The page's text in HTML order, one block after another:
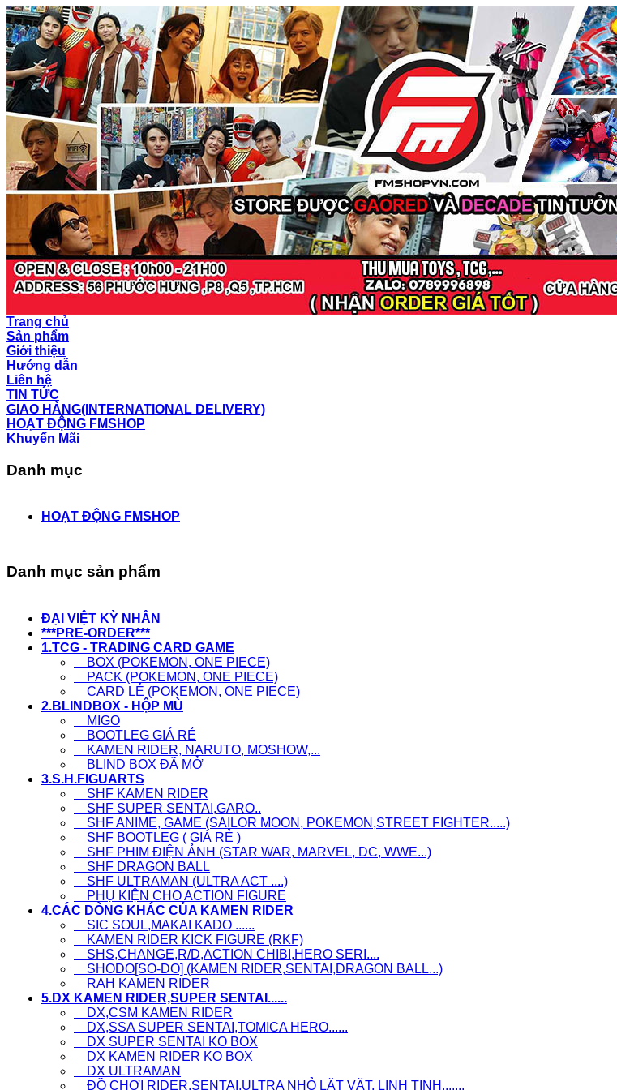
Trang chủ
Sản phẩm
Giới thiệu
Hướng dẫn
Liên hệ
TIN TỨC
GIAO HÀNG(INTERNATIONAL DELIVERY)
HOẠT ĐỘNG FMSHOP
Khuyến Mãi
Danh mục
HOẠT ĐỘNG FMSHOP
Danh mục sản phẩm
ĐẠI VIỆT KỲ NHÂN
***PRE-ORDER***
1.TCG - TRADING CARD GAME
BOX (POKEMON, ONE PIECE)
PACK (POKEMON, ONE PIECE)
CARD LẺ (POKEMON, ONE PIECE)
2.BLINDBOX - HỘP MÙ
MIGO
BOOTLEG GIÁ RẺ
KAMEN RIDER, NARUTO, MOSHOW,...
BLIND BOX ĐÃ MỞ
3.S.H.FIGUARTS
SHF KAMEN RIDER
SHF SUPER SENTAI,GARO..
SHF ANIME, GAME (SAILOR MOON, POKEMON,STREET FIGHTER.....)
SHF BOOTLEG ( GIÁ RẺ )
SHF PHIM ĐIỆN ẢNH (STAR WAR, MARVEL, DC, WWE...)
SHF DRAGON BALL
SHF ULTRAMAN (ULTRA ACT ....)
PHỤ KIỆN CHO ACTION FIGURE
4.CÁC DÒNG KHÁC CỦA KAMEN RIDER
SIC SOUL,MAKAI KADO ......
KAMEN RIDER KICK FIGURE (RKF)
SHS,CHANGE,R/D,ACTION CHIBI,HERO SERI....
SHODO[SO-DO] (KAMEN RIDER,SENTAI,DRAGON BALL...)
RAH KAMEN RIDER
5.DX KAMEN RIDER,SUPER SENTAI......
DX,CSM KAMEN RIDER
DX,SSA SUPER SENTAI,TOMICA HERO......
DX SUPER SENTAI KO BOX
DX KAMEN RIDER KO BOX
DX ULTRAMAN
ĐỒ CHƠI RIDER,SENTAI,ULTRA NHỎ LẶT VẶT, LINH TINH.......